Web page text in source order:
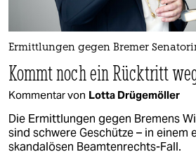
Ermittlungen gegen Bremer
Kommt noch ein Rücktritt
Kommentar von Lotta Drügemöller
Die Ermittlungen gegen Bremens
sind schwere Geschütze – in einem
skandalösen Beamtenrechts-Fall.